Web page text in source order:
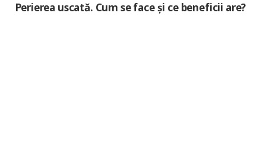
Perierea uscată. Cum se face și ce beneficii are?